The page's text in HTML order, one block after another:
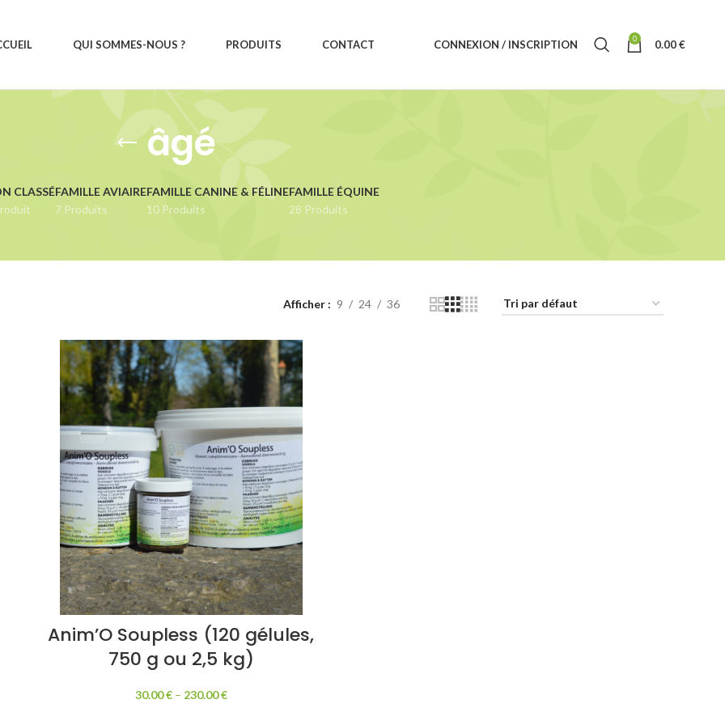
QUI SOMMES-NOUS ? PRODUITS CONTACT CONNEXION / INSCRIPTION 0 0.00€
âgé
CLASSÉFAMILLE AVIAIRE
7 Produits
FAMILLE CANINE & FÉLINE
10 Produits
FAMILLE ÉQUINE
28 Produits
Afficher 9 24 36
Anim’O Soupless (120 gélules,
750 g ou 2,5 kg)
30.00€– 230.00€